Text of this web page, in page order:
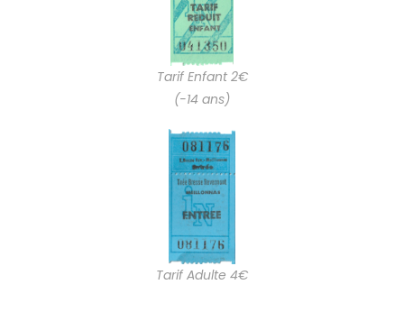
Tarif Enfant 2€
(-14 ans)
Tarif Adulte 4€